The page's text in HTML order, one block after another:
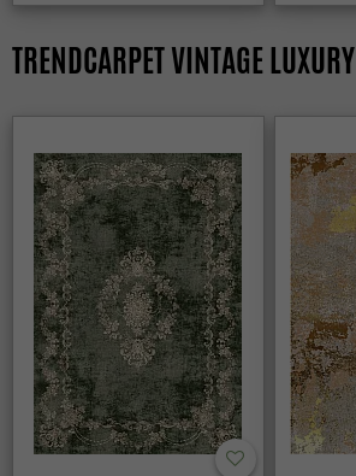
TRENDCARPET VINTAGE LUXURY